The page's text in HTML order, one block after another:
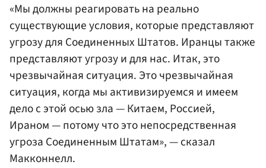
«Мы должны реагировать на реально
существующие условия, которые представляют
угрозу для Соединенных Штатов. Иранцы также
представляют угрозу и для нас. Итак, это
чрезвычайная ситуация. Это чрезвычайная
ситуация, когда мы активизируемся и имеем
дело с этой осью зла — Китаем, Россией,
Ираном — потому что это непосредственная
угроза Соединенным Штатам», — сказал
Макконнелл.